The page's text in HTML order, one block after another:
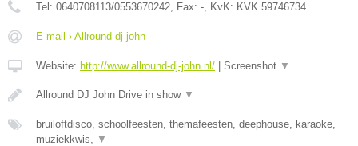
Tel: 0640708113/0553670242, Fax: -, KvK: KVK 59746734
E-mail › Allround dj john
Website: http://www.allround-dj-john.nl/ Screenshot ▼
Allround DJ John Drive in show ▼
bruiloftdisco, schoolfeesten, themafeesten, deephouse, karaoke,
muziekkwis, ▼